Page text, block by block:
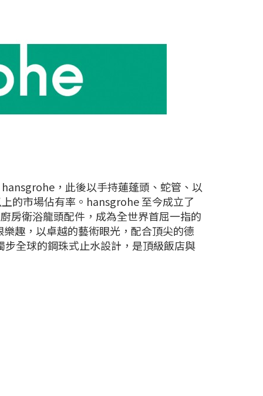
，此後以手持蓮蓬頭、蛇管、以
的市場佔有率。hansgrohe 至今成立了
衛浴龍頭配件，成為全世界首屈一指的
趣，以卓越的藝術眼光，配合頂尖的德
全球的鋼珠式止水設計，是頂級飯店與